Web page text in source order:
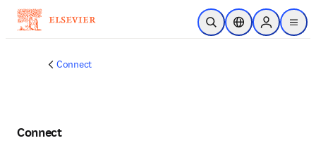
Passer au contenu principal
Ouvrir la recherche
Sélecteur de
Sign in to
menu
Connect
Connect